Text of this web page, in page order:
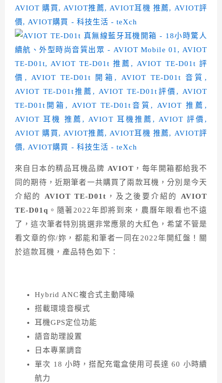
來自日本的精品耳機品牌 AVIOT ，每年開箱都給我不
同的期待，近期筆者一共購買了兩款耳機，分別是今天
介紹的
AVIOT TE-D01t ，及之後要介紹的 AVIOT
TE-D01q 。隨著2022年即將到來，農曆年眼看也不遠
了，這次筆者特別挑選非常應景的大紅色，希望不管是
看文章的你/妳，都能和筆者一同在2022年開紅盤！關
於這款耳機，產品特色如下：
Hybrid ANC複合式主動降噪
搭載環境音模式
耳機GPS定位功能
語音助理設置
日本專業調音
單次 18 小時，搭配充電盒使用可長達 60 小時續
航力